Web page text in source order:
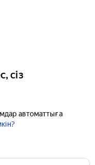
сіз
автоматтыға